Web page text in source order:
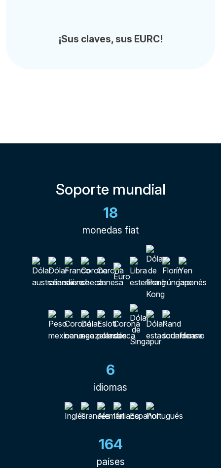
¡Sus claves, sus EURC!
Soporte mundial
18
monedas fiat
6
idiomas
164
países